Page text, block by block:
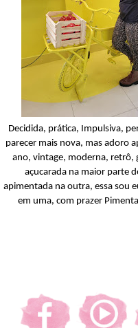
Decidida, prática, Impulsiva,
parecer mais nova, mas adoro
ano, vintage, moderna, retrô,
açucarada na maior parte
apimentada na outra, essa sou
em uma, com prazer